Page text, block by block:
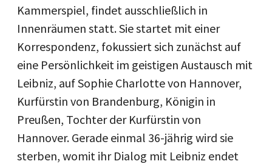
Kammerspiel, findet ausschließlich in
Innenräumen statt. Sie startet mit einer
Korrespondenz, fokussiert sich zunächst auf
eine Persönlichkeit im geistigen Austausch mit
Leibniz, auf Sophie Charlotte von Hannover,
Kurfürstin von Brandenburg, Königin in
Preußen, Tochter der Kurfürstin von
Hannover. Gerade einmal 36-jährig wird sie
sterben, womit ihr Dialog mit Leibniz endet